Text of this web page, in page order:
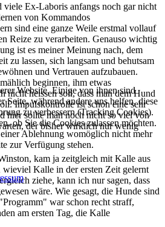
Ex-Laboris anfangs noch gar nicht
von Kommandos
sind eine ganze Weile erstmal vollauf
Reize zu verarbeiten. Genauso wichtig
ist es meiner Meinung nach, dem
zu lassen, sich langsam und behutsam
und Vertrauen aufzubauen.
beginnen, ihm etwas
nicht heissen soll, dass man dem Hund
Impulskontrolle ist schon eine sehr
hier sollte man noch nicht so viel von
der bisher wirklich nur wenig
kam ja zeitgleich mit Kalle aus
wieviel Kalle in der ersten Zeit gelernt
ziehe, kann ich nur sagen, dass
wäre. Wie gesagt, die Hunde sind
war schon recht straff,
am ersten Tag, die Kalle
Website. Einige von ihnen sind
Seite, während andere uns helfen, diese
zu verbessern (Tracking Cookies).
ob Sie die Cookies zulassen möchten.
Ablehnung womöglich nicht mehr
zur Verfügung stehen.